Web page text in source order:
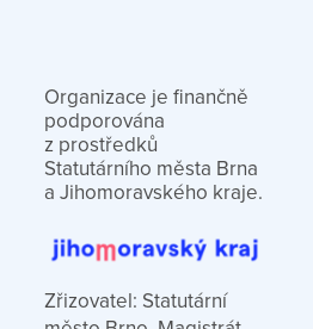
Organizace je finančně
podporována
z prostředků
Statutárního města Brna
a Jihomoravského kraje.
Zřizovatel: Statutární